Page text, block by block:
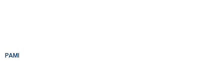
PAMI